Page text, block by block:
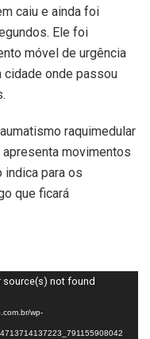
caiu e ainda foi
Ele foi
móvel de urgência
cidade onde passou
raquimedular
apresenta movimentos
para os
que ficará
source(s) not found
wp-